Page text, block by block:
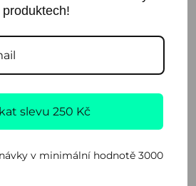
SPOLU
produktech!
slevu 250 Kč
v minimální hodnotě 3000